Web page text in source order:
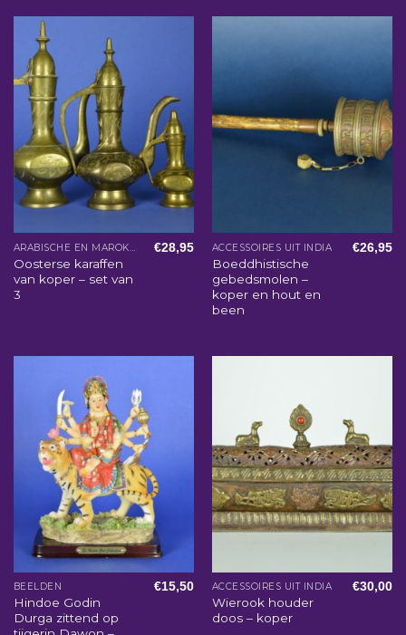
ARABISCHE EN MAROKKAANSE WOONACCESSOIRES
Oosterse karaffen
van koper – set van
3
€28,95 ACCESSOIRES UIT INDIA
Boeddhistische
gebedsmolen –
koper en hout en
been
€26,95
BEELDEN
Hindoe Godin
Durga zittend op
€15,50 ACCESSOIRES UIT INDIA
Wierook houder
doos – koper
€30,00